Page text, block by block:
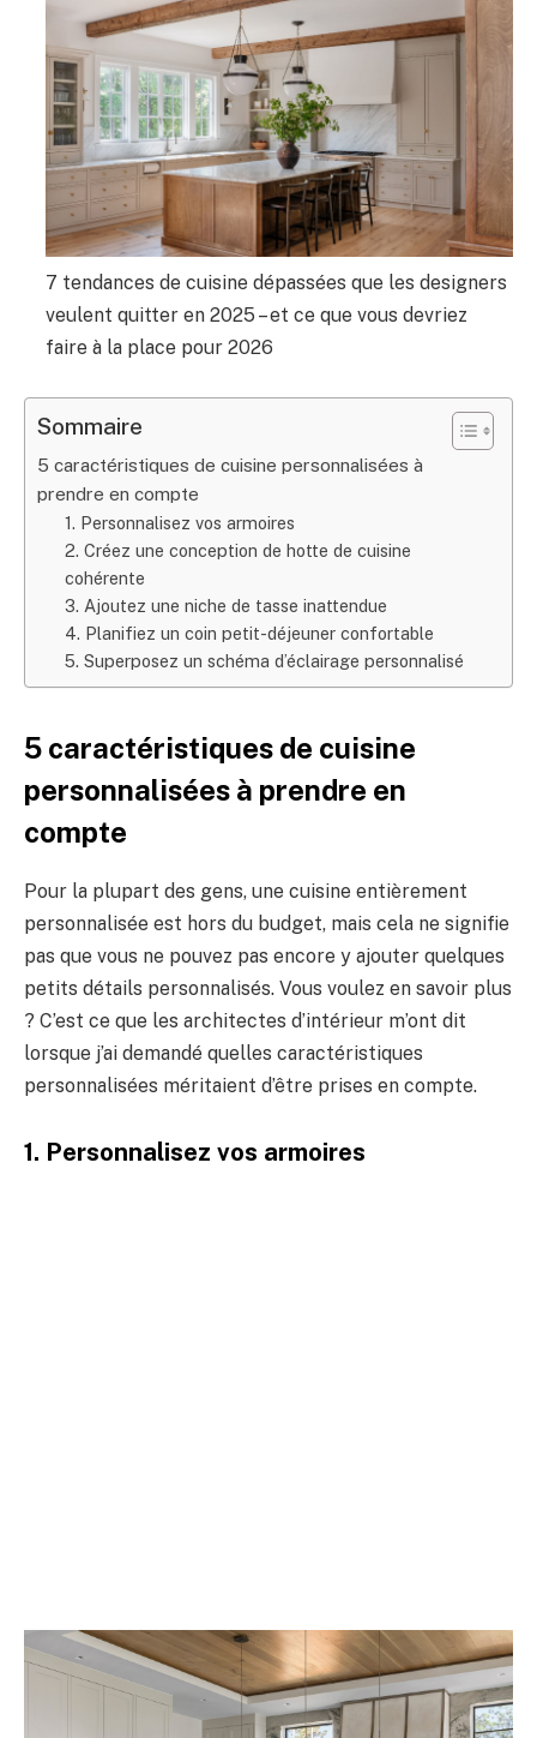
7 tendances de cuisine dépassées que les designers
veulent quitter en 2025 – et ce que vous devriez
faire à la place pour 2026
Sommaire
5 caractéristiques de cuisine personnalisées à
prendre en compte
1. Personnalisez vos armoires
2. Créez une conception de hotte de cuisine
cohérente
3. Ajoutez une niche de tasse inattendue
4. Planifiez un coin petit-déjeuner confortable
5. Superposez un schéma d’éclairage personnalisé
5 caractéristiques de cuisine
personnalisées à prendre en
compte
Pour la plupart des gens, une cuisine entièrement
personnalisée est hors du budget, mais cela ne signifie
pas que vous ne pouvez pas encore y ajouter quelques
petits détails personnalisés. Vous voulez en savoir plus
? C’est ce que les architectes d’intérieur m’ont dit
lorsque j’ai demandé quelles caractéristiques
personnalisées méritaient d’être prises en compte.
1. Personnalisez vos armoires